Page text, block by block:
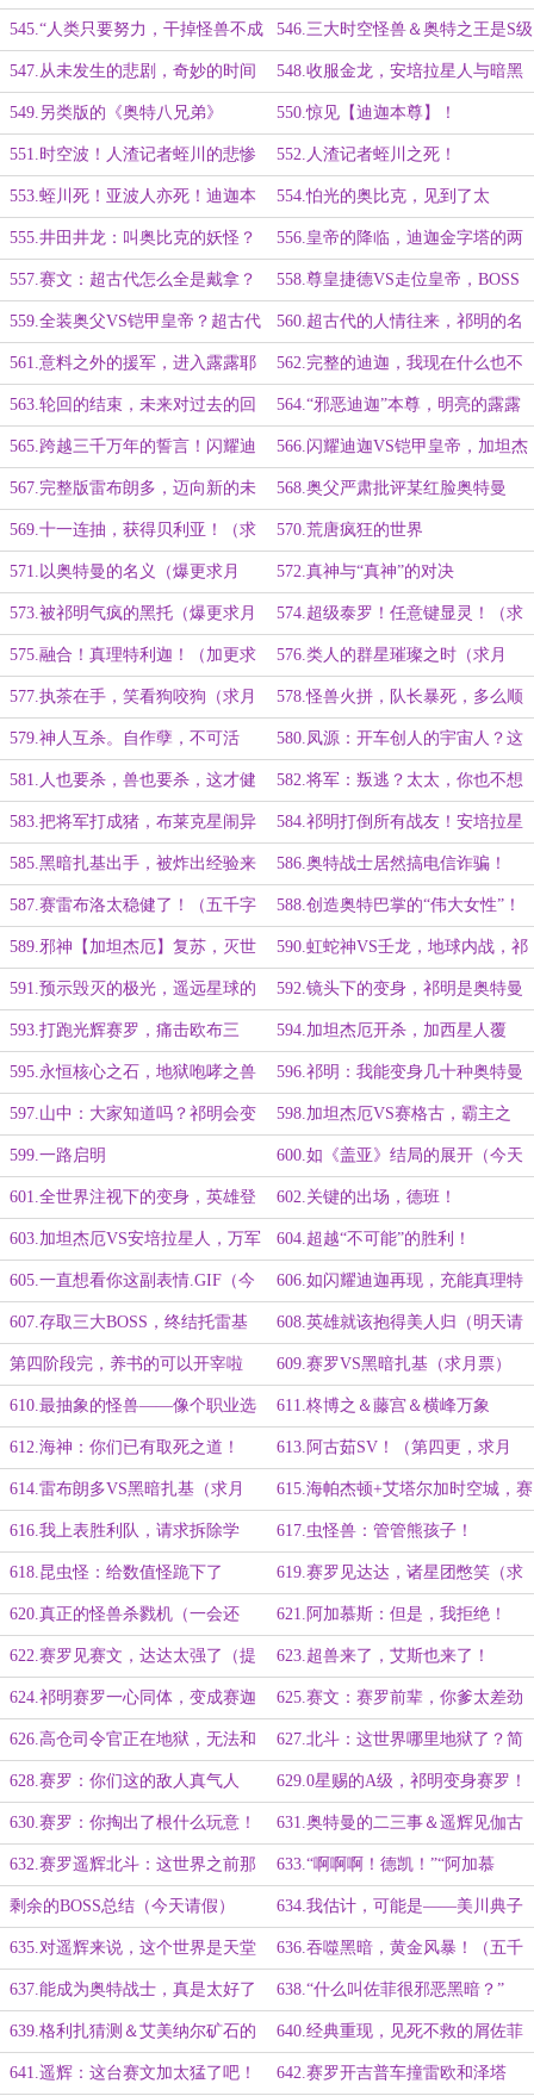
月票） 票）
545.“人类只要努力，干掉怪兽不成
问题”
546.三大时空怪兽＆奥特之王是S级
547.从未发生的悲剧，奇妙的时间
闭环
548.收服金龙，安培拉星人与暗黑
铠甲
549.另类版的《奥特八兄弟》 550.惊见【迪迦本尊】！
551.时空波！人渣记者蛭川的悲惨
遭遇
552.人渣记者蛭川之死！
553.蛭川死！亚波人亦死！迪迦本
尊VS赛文本尊（明天请假一天）
554.怕光的奥比克，见到了太
阳……
555.井田井龙：叫奥比克的妖怪？ 556.皇帝的降临，迪迦金字塔的两
个巨人
557.赛文：超古代怎么全是戴拿？ 558.尊皇捷德VS走位皇帝，BOSS
三阶段了！
559.全装奥父VS铠甲皇帝？超古代
的半年
560.超古代的人情往来，祁明的名
字
561.意料之外的援军，进入露露耶 562.完整的迪迦，我现在什么也不
缺了！
563.轮回的结束，未来对过去的回
应
564.“邪恶迪迦”本尊，明亮的露露
耶
565.跨越三千万年的誓言！闪耀迪
迦！
566.闪耀迪迦VS铠甲皇帝，加坦杰
厄的后续（明天请假一天）
567.完整版雷布朗多，迈向新的未
来
568.奥父严肃批评某红脸奥特曼
569.十一连抽，获得贝利亚！（求
月票）
570.荒唐疯狂的世界
571.以奥特曼的名义（爆更求月
票！）
572.真神与“真神”的对决
573.被祁明气疯的黑托（爆更求月
票）
574.超级泰罗！任意键显灵！（求
月票）
575.融合！真理特利迦！（加更求
月票）
576.类人的群星璀璨之时（求月
票）
577.执茶在手，笑看狗咬狗（求月
票）
578.怪兽火拼，队长暴死，多么顺
耳（五千字大章求月票）
579.神人互杀。自作孽，不可活
（求月票）
580.凤源：开车创人的宇宙人？这
个我熟！
581.人也要杀，兽也要杀，这才健
全！
582.将军：叛逃？太太，你也不想
你儿子有事吧
583.把将军打成猪，布莱克星闹异
生兽
584.祁明打倒所有战友！安培拉星
人太狠了！
585.黑暗扎基出手，被炸出经验来
了
586.奥特战士居然搞电信诈骗！
587.赛雷布洛太稳健了！（五千字
大章，明天请假）
588.创造奥特巴掌的“伟大女性”！
589.邪神【加坦杰厄】复苏，灭世
五重奏
590.虹蛇神VS壬龙，地球内战，祁
明的神技！（五千字大章！）
591.预示毁灭的极光，遥远星球的
故事
592.镜头下的变身，祁明是奥特曼
593.打跑光辉赛罗，痛击欧布三
一，秒杀尊皇捷德的那位大人！
594.加坦杰厄开杀，加西星人覆
灭！
595.永恒核心之石，地狱咆哮之兽 596.祁明：我能变身几十种奥特曼
和怪兽
597.山中：大家知道吗？祁明会变
身！（爆更求月票）
598.加坦杰厄VS赛格古，霸主之
争！
599.一路启明 600.如《盖亚》结局的展开（今天
还有）
601.全世界注视下的变身，英雄登
场！
602.关键的出场，德班！
603.加坦杰厄VS安培拉星人，万军
之战
604.超越“不可能”的胜利！
605.一直想看你这副表情.GIF（今
天还有）
606.如闪耀迪迦再现，充能真理特
利迦！
607.存取三大BOSS，终结托雷基
亚！
608.英雄就该抱得美人归（明天请
假）
第四阶段完，养书的可以开宰啦
（求月票）
609.赛罗VS黑暗扎基（求月票）
610.最抽象的怪兽——像个职业选
手
611.柊博之＆藤宫＆横峰万象
612.海神：你们已有取死之道！
（第三更，求月票）
613.阿古茹SV！（第四更，求月
票！）
614.雷布朗多VS黑暗扎基（求月
票）
615.海帕杰顿+艾塔尔加时空城，赛
罗奇遇（求月票）
616.我上表胜利队，请求拆除学
校，居然不能！
617.虫怪兽：管管熊孩子！
618.昆虫怪：给数值怪跪下了 619.赛罗见达达，诸星团憋笑（求
月票）
620.真正的怪兽杀戮机（一会还
有）
621.阿加慕斯：但是，我拒绝！
622.赛罗见赛文，达达太强了（提
前更新，二合一大章）
623.超兽来了，艾斯也来了！
624.祁明赛罗一心同体，变成赛迦
吧！
625.赛文：赛罗前辈，你爹太差劲
了
626.高仓司令官正在地狱，无法和
北斗对线（一会还有）
627.北斗：这世界哪里地狱了？简
直是天堂！
628.赛罗：你们这的敌人真气人 629.0星赐的A级，祁明变身赛罗！
（明天请假）
630.赛罗：你掏出了根什么玩意！
泽塔与殴斯超人降临！
631.奥特曼的二三事＆遥辉见伽古
拉：队长！（还有两更）
632.赛罗遥辉北斗：这世界之前那
么颠吗？怎么改的？
633.“啊啊啊！德凯！”“阿加慕
斯！”（第三更）
剩余的BOSS总结（今天请假） 634.我估计，可能是——美川典子
队员
635.对遥辉来说，这个世界是天堂 636.吞噬黑暗，黄金风暴！（五千
字大章）
637.能成为奥特战士，真是太好了 638.“什么叫佐菲很邪恶黑暗？”
639.格利扎猜测＆艾美纳尔矿石的
混乱＆時間停止系列
640.经典重现，见死不救的屑佐菲
641.遥辉：这台赛文加太猛了吧！ 642.赛罗开吉普车撞雷欧和泽塔